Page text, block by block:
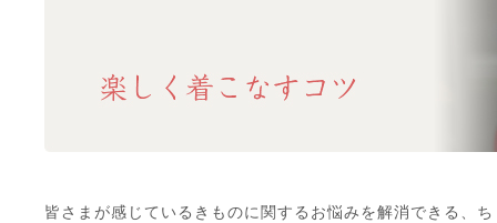
皆さまが感じているきものに関するお悩みを解消できる、